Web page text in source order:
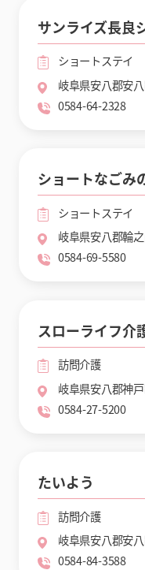
サンライズ長良
ショートステイ
岐阜県安八郡安
0584-64-2328
ショートなごみ
ショートステイ
岐阜県安八郡輪
0584-69-5580
スローライフ介
訪問介護
岐阜県安八郡神
0584-27-5200
たいよう
訪問介護
岐阜県安八郡安
0584-84-3588